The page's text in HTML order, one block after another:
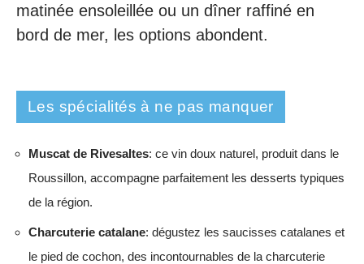
matinée ensoleillée ou un dîner raffiné en
bord de mer, les options abondent.
Les spécialités à ne pas manquer
Muscat de Rivesaltes: ce vin doux naturel, produit dans le
Roussillon, accompagne parfaitement les desserts typiques
de la région.
Charcuterie catalane: dégustez les saucisses catalanes et
le pied de cochon, des incontournables de la charcuterie